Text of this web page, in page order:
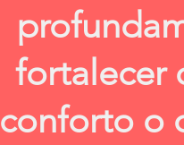
fortalecer
conforto o